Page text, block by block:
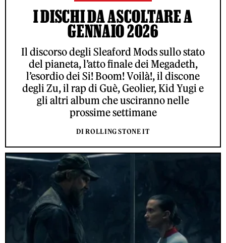
I DISCHI DA ASCOLTARE A
GENNAIO 2026
Il discorso degli Sleaford Mods sullo stato
del pianeta, l’atto finale dei Megadeth,
l’esordio dei Si! Boom! Voilà!, il discone
degli Zu, il rap di Guè, Geolier, Kid Yugi e
gli altri album che usciranno nelle
prossime settimane
DI ROLLING STONE IT